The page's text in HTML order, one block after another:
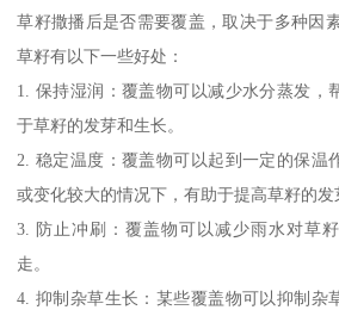
草籽撒播后是否需要覆盖，取决于多种
草籽有以下一些好处：
1. 保持湿润：覆盖物可以减少水分蒸发，
于草籽的发芽和生长。
2. 稳定温度：覆盖物可以起到一定的保温
或变化较大的情况下，有助于提高草籽的发
3. 防止冲刷：覆盖物可以减少雨水对草
走。
4. 抑制杂草生长：某些覆盖物可以抑制杂